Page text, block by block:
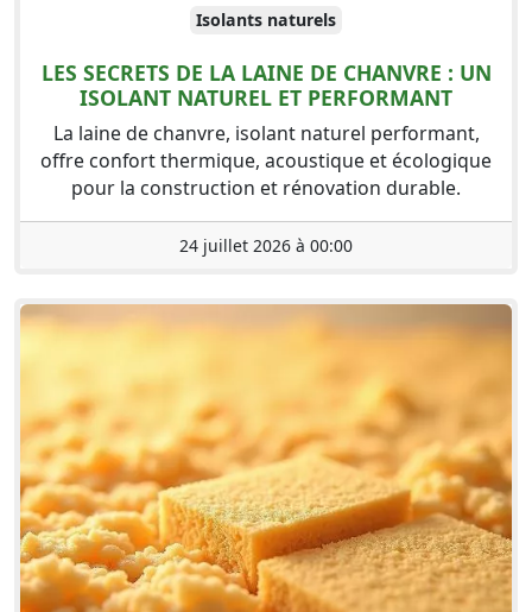
Isolants naturels
LES SECRETS DE LA LAINE DE CHANVRE : UN
ISOLANT NATUREL ET PERFORMANT
La laine de chanvre, isolant naturel performant,
offre confort thermique, acoustique et écologique
pour la construction et rénovation durable.
24 juillet 2026 à 00:00